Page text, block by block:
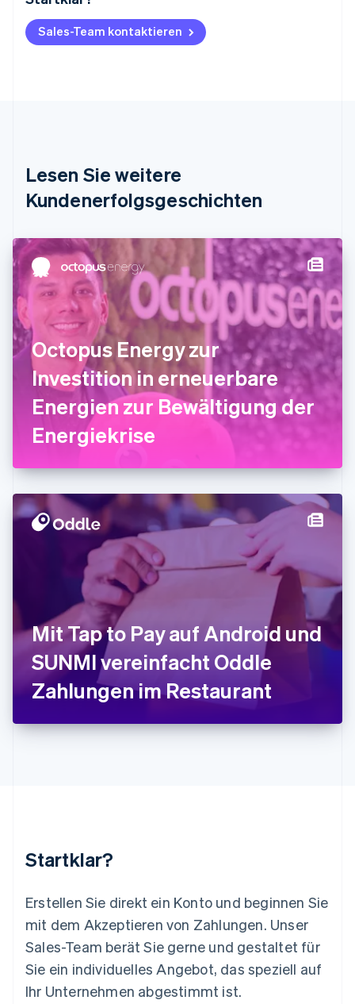
Sales-Team kontaktieren
Lesen Sie weitere
Kundenerfolgsgeschichten
Octopus Energy zur
Investition in erneuerbare
Energien zur Bewältigung der
Energiekrise
Mit Tap to Pay auf Android und
SUNMI vereinfacht Oddle
Zahlungen im Restaurant
Startklar?
Erstellen Sie direkt ein Konto und beginnen Sie
mit dem Akzeptieren von Zahlungen. Unser
Sales-Team berät Sie gerne und gestaltet für
Sie ein individuelles Angebot, das speziell auf
Ihr Unternehmen abgestimmt ist.
Belgien
NederlandsFrançaisDeutschEnglish
DeutschEnglish
English
简体中文English
Finnland
EnglishSvenska
Frankreich
FrançaisEnglish
Gibraltar
English
Griechenland
English
Indien
English
Irland
English
Italien
Japan
日本語English
Kanada
EnglishFrançais
Lettland
Liechtenstein
Deutsch English
Litauen
English
Luxemburg
Français DeutschEnglish
Malaysia
Malta
Nederlands English
Norwegen
Österreich
Polen
English
Portugal
Português English
Rumänien